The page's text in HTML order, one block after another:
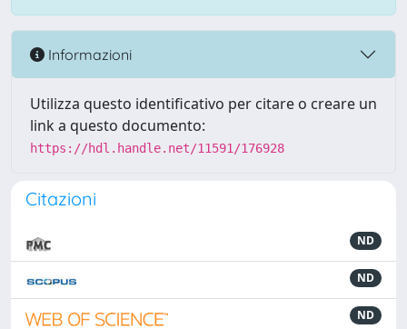
Informazioni
Utilizza questo identificativo per citare o creare un
link a questo documento:
https://hdl.handle.net/11591/176928
Citazioni
ND
ND
ND